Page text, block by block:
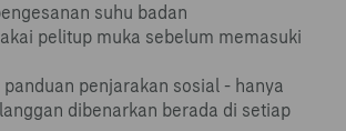
suhu badan
pelitup muka sebelum memasuki
penjarakan sosial - hanya
dibenarkan berada di setiap